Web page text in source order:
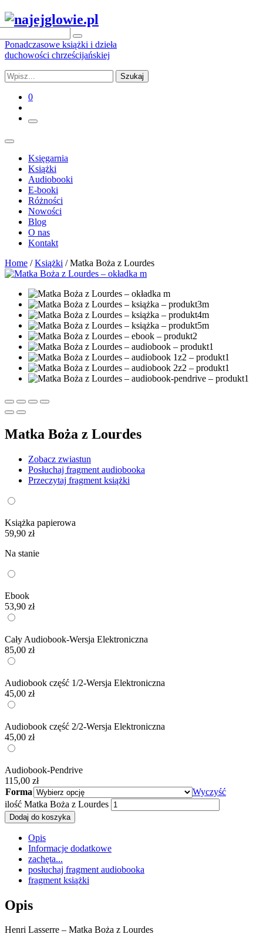
Ponadczasowe książki i dzieła
duchowości chrześcijańskiej
Szukaj
0
Księgarnia
Książki
Audiobooki
E-booki
Różności
Nowości
Blog
O nas
Kontakt
Home /Książki / Matka Boża z Lourdes
Matka Boża z Lourdes
Zobacz zwiastun
Posłuchaj fragment audiobooka
Przeczytaj fragment książki
Książka papierowa
59,90 zł
Na stanie
Ebook
53,90 zł
Cały Audiobook-Wersja Elektroniczna
85,00 zł
Audiobook część 1/2-Wersja Elektroniczna
45,00 zł
Audiobook część 2/2-Wersja Elektroniczna
45,00 zł
Audiobook-Pendrive
115,00 zł
Forma
Wyczyść
ilość Matka Boża z Lourdes
Dodaj do koszyka
Opis
Informacje dodatkowe
zachęta...
posłuchaj fragment audiobooka
fragment książki
Opis
Henri Lasserre – Matka Boża z Lourdes